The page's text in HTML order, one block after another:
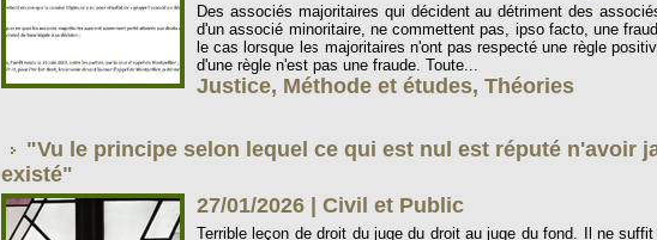
Des associés majoritaires qui décident au détriment des
d'un associé minoritaire, ne commettent pas, ipso facto, une
le cas lorsque les majoritaires n'ont pas respecté une règle
d'une règle n'est pas une fraude. Toute...
Justice, Méthode et études, Théories
"Vu le principe selon lequel ce qui est nul est réputé n'avoir
existé"
27/01/2026
Civil et Public
Terrible leçon de droit du juge du droit au juge du fond. Il ne